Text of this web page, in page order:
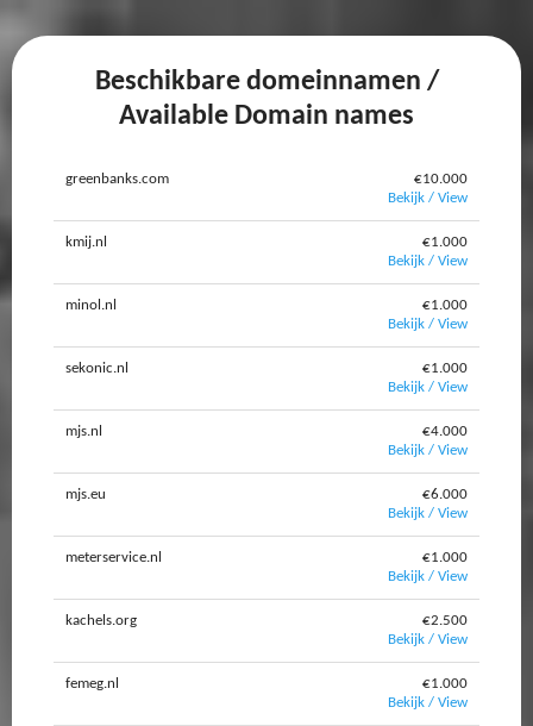
Beschikbare domeinnamen /
Available Domain names
greenbanks.com
€10.000
Bekijk / View
kmij.nl
€1.000
Bekijk / View
minol.nl
€1.000
Bekijk / View
sekonic.nl
€1.000
Bekijk / View
mjs.nl
€4.000
Bekijk / View
mjs.eu
€6.000
Bekijk / View
meterservice.nl
€1.000
Bekijk / View
kachels.org
€2.500
Bekijk / View
femeg.nl
€1.000
Bekijk / View